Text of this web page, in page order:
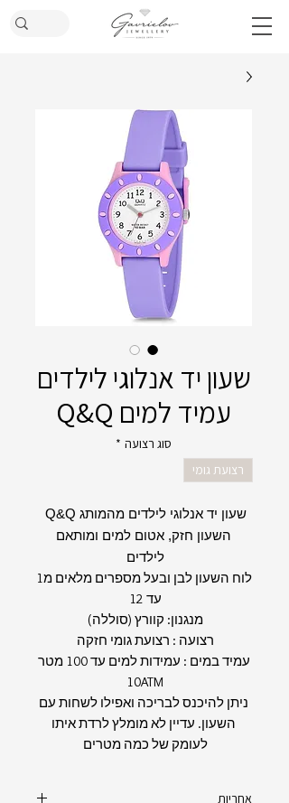
שעון יד אנלוגי לילדים
עמיד למים Q&Q
סוג רצועה *
רצועת גומי
שעון יד אנלוגי לילדים מהמותג Q&Q
השעון חזק, אטום למים ומותאם
לילדים
לוח השעון לבן ובעל מספרים מלאים מ1
עד 12
מנגנון: קוורץ (סוללה)
רצועה : רצועת גומי חזקה
עמיד במים : עמידות למים עד 100 מטר
10ATM
ניתן להיכנס לבריכה ואפילו לשחות עם
השעון. עדיין לא מומלץ לרדת איתו
לעומק של כמה מטרים
אחריות